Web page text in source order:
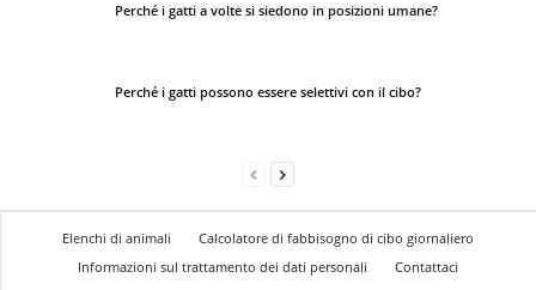
Perché i gatti a volte si siedono in posizioni umane?
Perché i gatti possono essere selettivi con il cibo?
Elenchi di animali
Calcolatore di fabbisogno di cibo giornaliero
Informazioni sul trattamento dei dati personali
Contattaci